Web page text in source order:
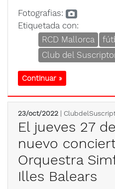
Fotografias:
Etiquetada con:
RCD Mallorca
Club del
Continuar »
23/oct/2022 |
El jueves 27
nuevo
Orquestra
Illes Balears